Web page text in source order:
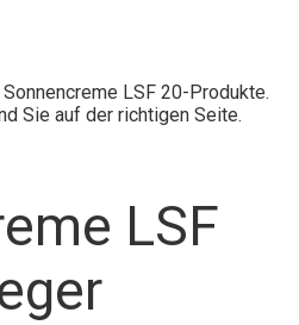
LSF 20-Produkte.
Sie auf der richtigen Seite.
LSF